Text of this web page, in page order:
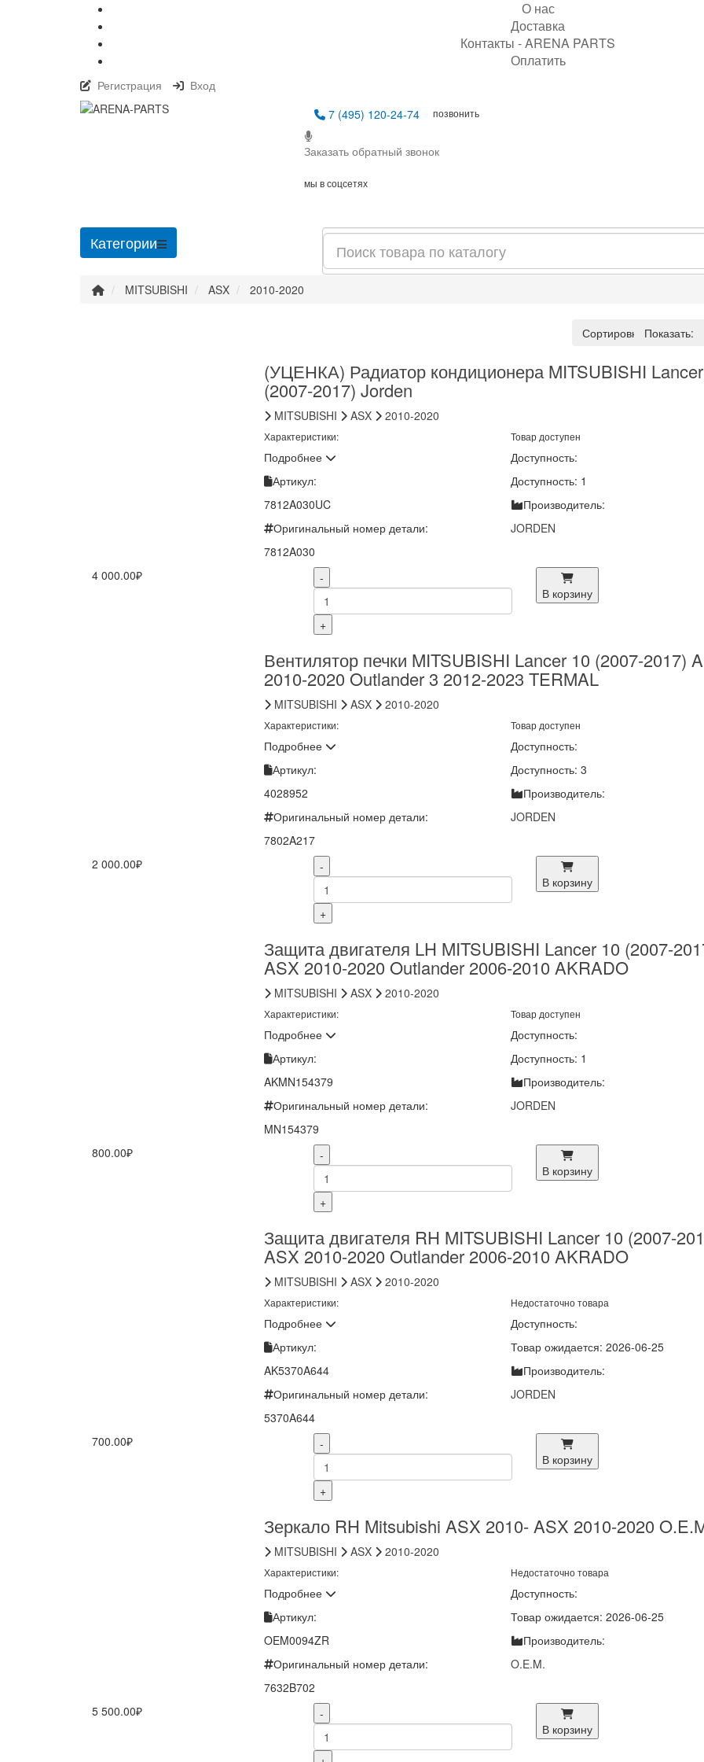
О нас
Доставка
Контакты - ARENA PARTS
Оплатить
Регистрация
Вход
7 (495) 120-24-74
позвонить
Заказать обратный звонок
мы в соцсетях
Категории
MITSUBISHI ASX 2010-2020
Сортировка:По
(УЦЕНКА) Радиатор кондиционера MITSUBISHI
(2007-2017) Jorden
MITSUBISHI ASX 2010-2020
Характеристики:
Подробнее
Артикул:
7812A030UC
Оригинальный номер детали:
7812A030
Товар доступен
Доступность:
Доступность: 1
Производитель:
JORDEN
4 000.00₽ -
+
В корзину
Вентилятор печки MITSUBISHI Lancer 10 (2007-2017)
2010-2020 Outlander 3 2012-2023 TERMAL
MITSUBISHI ASX 2010-2020
Характеристики:
Подробнее
Артикул:
4028952
Оригинальный номер детали:
7802A217
Товар доступен
Доступность:
Доступность: 3
Производитель:
JORDEN
2 000.00₽ -
+
В корзину
Защита двигателя LH MITSUBISHI Lancer 10 (2007-
ASX 2010-2020 Outlander 2006-2010 AKRADO
MITSUBISHI ASX 2010-2020
Характеристики:
Подробнее
Артикул:
AKMN154379
Оригинальный номер детали:
MN154379
Товар доступен
Доступность:
Доступность: 1
Производитель:
JORDEN
800.00₽ -
+
В корзину
Защита двигателя RH MITSUBISHI Lancer 10 (2007-
ASX 2010-2020 Outlander 2006-2010 AKRADO
MITSUBISHI ASX 2010-2020
Характеристики:
Подробнее
Артикул:
AK5370A644
Оригинальный номер детали:
5370A644
Недостаточно товара
Доступность:
Товар ожидается: 2026-06-25
Производитель:
JORDEN
700.00₽ -
+
В корзину
Зеркало RH Mitsubishi ASX 2010- ASX 2010-2020
MITSUBISHI ASX 2010-2020
Характеристики:
Подробнее
Артикул:
OEM0094ZR
Оригинальный номер детали:
7632B702
Недостаточно товара
Доступность:
Товар ожидается: 2026-06-25
Производитель:
O.E.M.
5 500.00₽ -
В корзину